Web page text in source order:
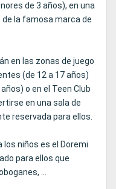
de 3 años), en una
la famosa marca de
en las zonas de juego
(de 12 a 17 años)
o en el Teen Club
en una sala de
reservada para ellos.
niños es el Doremi
para ellos que
…